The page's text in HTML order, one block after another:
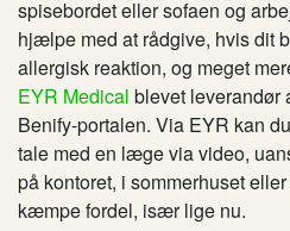
spisebordet eller sofaen og
hjælpe med at rådgive, hvis dit
allergisk reaktion, og meget
EYR Medical blevet leverandør
Benify-portalen. Via EYR kan
tale med en læge via video,
på kontoret, i sommerhuset
kæmpe fordel, især lige nu.